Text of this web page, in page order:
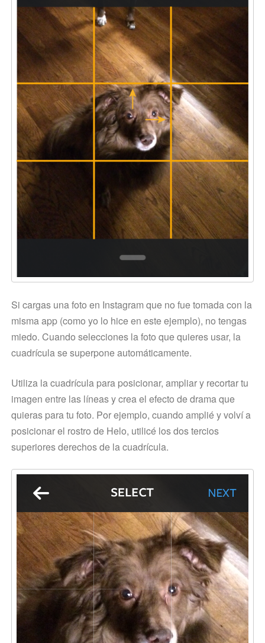
Si cargas una foto en Instagram que no fue tomada con la
misma app (como yo lo hice en este ejemplo), no tengas
miedo. Cuando selecciones la foto que quieres usar, la
cuadrícula se superpone automáticamente.
Utiliza la cuadrícula para posicionar, ampliar y recortar tu
imagen entre las líneas y crea el efecto de drama que
quieras para tu foto. Por ejemplo, cuando amplié y volví a
posicionar el rostro de Helo, utilicé los dos tercios
superiores derechos de la cuadrícula.